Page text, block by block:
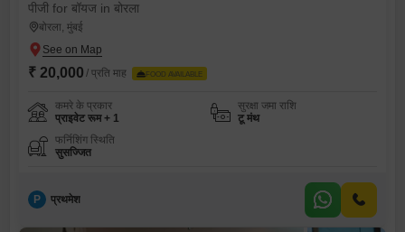
पीजी for बॉयज in बोरला
बोरला, मुंबई
₹ 20,000 / प्रति माह FOOD AVAILABLE
कमरे के प्रकार
प्राइवेट रूम + 1
सुरक्षा जमा राशि
टू मंथ
फर्निशिंग स्थिति
सुसज्जित
P प्रथमेश